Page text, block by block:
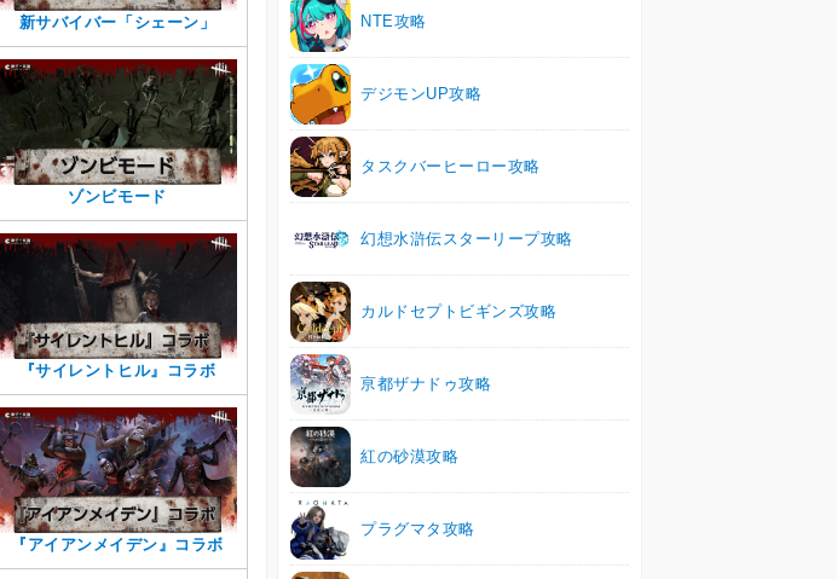
新サバイバー「シェーン」
ゾンビモード
『サイレントヒル』コラボ
『アイアンメイデン』コラボ
NTE攻略
デジモンUP攻略
タスクバーヒーロー攻略
幻想水滸伝スターリープ攻略
カルドセプトビギンズ攻略
亰都ザナドゥ攻略
紅の砂漠攻略
プラグマタ攻略